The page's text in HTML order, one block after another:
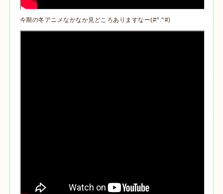
今期の冬アニメなかなか見どころありますなー(#^.^#)